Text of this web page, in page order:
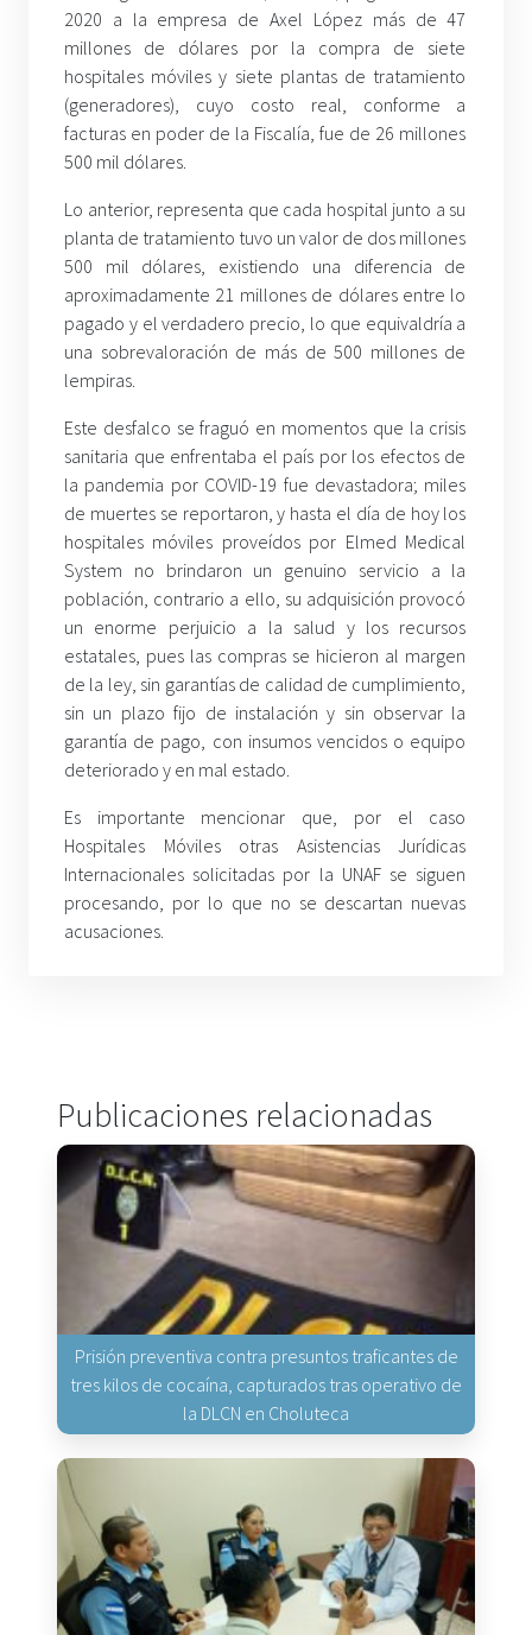
2020 a la empresa de Axel López más de 47
millones de dólares por la compra de siete
hospitales móviles y siete plantas de tratamiento
(generadores), cuyo costo real, conforme a
facturas en poder de la Fiscalía, fue de 26 millones
500 mil dólares.
Lo anterior, representa que cada hospital junto a su
planta de tratamiento tuvo un valor de dos millones
500 mil dólares, existiendo una diferencia de
aproximadamente 21 millones de dólares entre lo
pagado y el verdadero precio, lo que equivaldría a
una sobrevaloración de más de 500 millones de
lempiras.
Este desfalco se fraguó en momentos que la crisis
sanitaria que enfrentaba el país por los efectos de
la pandemia por COVID-19 fue devastadora; miles
de muertes se reportaron, y hasta el día de hoy los
hospitales móviles proveídos por Elmed Medical
System no brindaron un genuino servicio a la
población, contrario a ello, su adquisición provocó
un enorme perjuicio a la salud y los recursos
estatales, pues las compras se hicieron al margen
de la ley, sin garantías de calidad de cumplimiento,
sin un plazo fijo de instalación y sin observar la
garantía de pago, con insumos vencidos o equipo
deteriorado y en mal estado.
Es importante mencionar que, por el caso
Hospitales Móviles otras Asistencias Jurídicas
Internacionales solicitadas por la UNAF se siguen
procesando, por lo que no se descartan nuevas
acusaciones.
Publicaciones relacionadas
Prisión preventiva contra presuntos traficantes de
tres kilos de cocaína, capturados tras operativo de
la DLCN en Choluteca